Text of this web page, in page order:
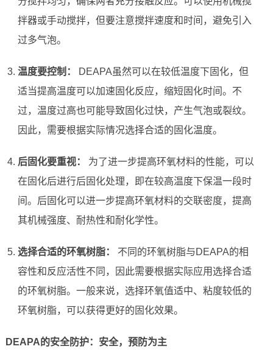
拌器或手动搅拌，但要注意搅拌速度和时间，避免引入
过多气泡。
温度要控制：
DEAPA虽然可以在较低温度下固化，但
适当提高温度可以加速固化反应，缩短固化时间。不
过，温度过高也可能导致固化过快，产生气泡或裂纹。
因此，需要根据实际情况选择合适的固化温度。
后固化要重视：
为了进一步提高环氧材料的性能，可以
在固化后进行后固化处理，即在较高温度下保温一段时
间。后固化可以进一步提高环氧材料的交联密度，提高
其机械强度、耐热性和耐化学性。
选择合适的环氧树脂：
不同的环氧树脂与DEAPA的相
容性和反应活性不同，因此需要根据实际应用选择合适
的环氧树脂。一般来说，选择环氧值适中、粘度较低的
环氧树脂，可以获得更好的固化效果。
DEAPA的安全防护：安全，预防为主